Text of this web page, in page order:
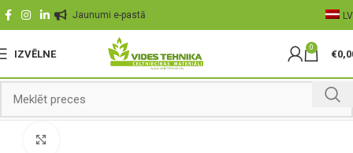
Jaunumi e-pastā LV
IZVĒLNE
0
€